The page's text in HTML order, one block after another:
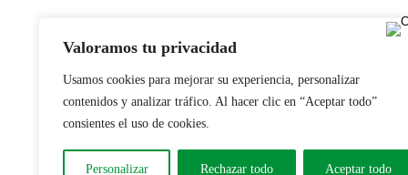
Valoramos tu privacidad
Usamos cookies para mejorar su experiencia, personalizar
contenidos y analizar tráfico. Al hacer clic en “Aceptar todo”
consientes el uso de cookies.
Personalizar Rechazar todo Aceptar todo